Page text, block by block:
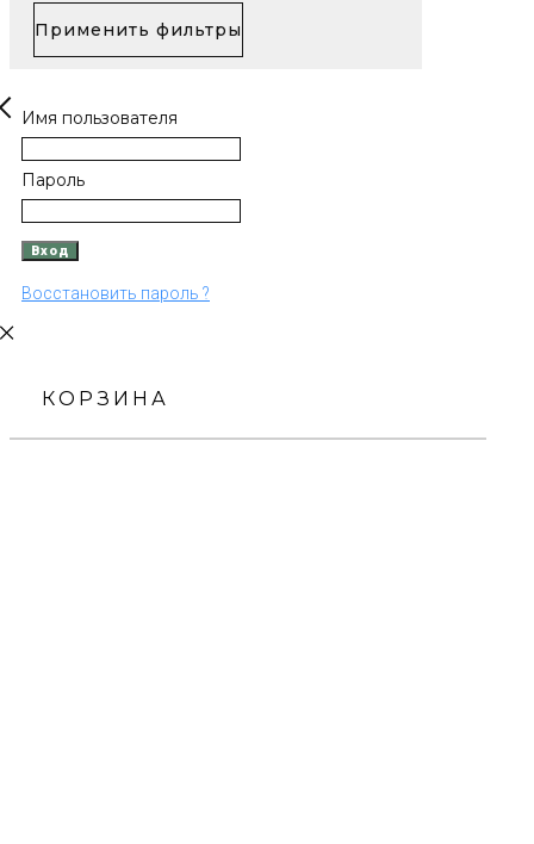
Применить фильтры
Имя пользователя
Пароль
Восстановить пароль ?
КОРЗИНА